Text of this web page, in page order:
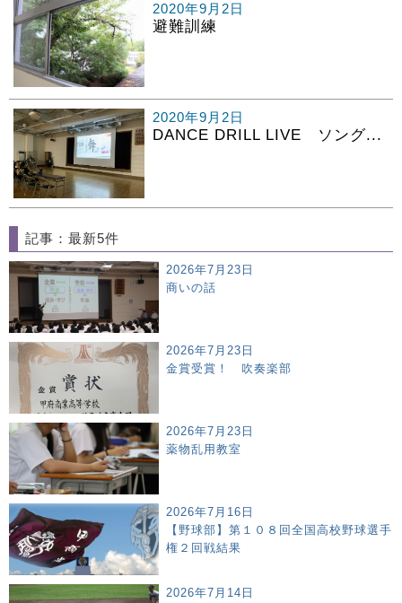
2020年9月2日
避難訓練
2020年9月2日
DANCE DRILL LIVE ソング...
記事：最新5件
2026年7月23日
商いの話
2026年7月23日
金賞受賞！ 吹奏楽部
2026年7月23日
薬物乱用教室
2026年7月16日
【野球部】第１０８回全国高校野球選手
権２回戦結果
2026年7月14日